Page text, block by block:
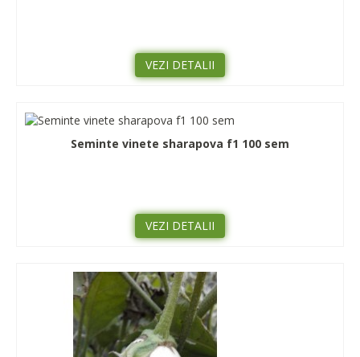
VEZI DETALII
Seminte vinete sharapova f1 100 sem
VEZI DETALII